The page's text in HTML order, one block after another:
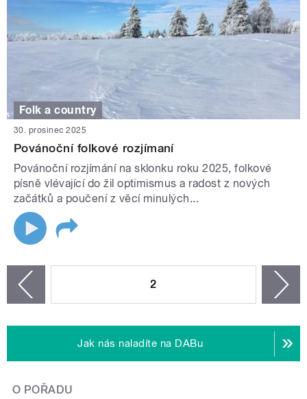
Folk a country
30. prosinec 2025
Povánoční folkové rozjímaní
Povánoční rozjímání na sklonku roku 2025, folkové
písně vlévající do žil optimismus a radost z nových
začátků a poučení z věcí minulých...
2
Jak nás naladíte na DABu
O POŘADU